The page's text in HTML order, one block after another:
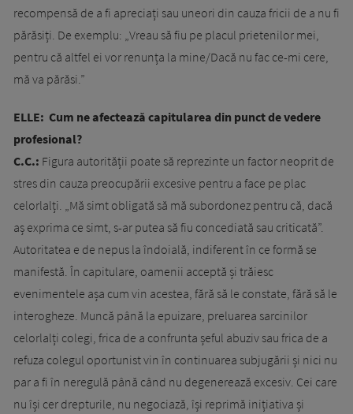
recompensă de a fi apreciați sau uneori din cauza fricii de a nu fi
părăsiți. De exemplu: „Vreau să fiu pe placul prietenilor mei,
pentru că altfel ei vor renunța la mine/Dacă nu fac ce-mi cere,
mă va părăsi.”
ELLE: Cum ne afectează capitularea din punct de vedere
profesional?
C.C.: Figura autorității poate să reprezinte un factor neoprit de
stres din cauza preocupării excesive pentru a face pe plac
celorlalți. „Mă simt obligată să mă subordonez pentru că, dacă
aș exprima ce simt, s-ar putea să fiu concediată sau criticată”.
Autoritatea e de nepus la îndoială, indiferent în ce formă se
manifestă. În capitulare, oamenii acceptă și trăiesc
evenimentele așa cum vin acestea, fără să le constate, fără să le
interogheze. Muncă până la epuizare, preluarea sarcinilor
celorlalți colegi, frica de a confrunta șeful abuziv sau frica de a
refuza colegul oportunist vin în continuarea subjugării și nici nu
par a fi în neregulă până când nu degenerează excesiv. Cei care
nu își cer drepturile, nu negociază, își reprimă inițiativa și